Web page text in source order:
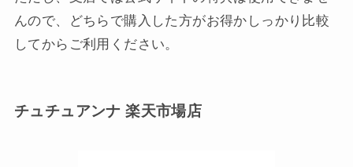
んので、どちらで購入した方がお得かしっかり比較
してからご利用ください。
チュチュアンナ 楽天市場店